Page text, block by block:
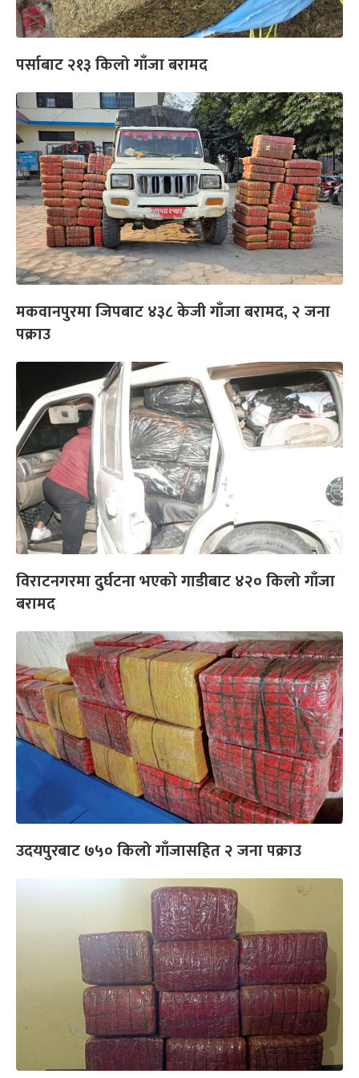
पर्साबाट २१३ किलो गाँजा बरामद
मकवानपुरमा जिपबाट ४३८ केजी गाँजा बरामद, २ जना
पक्राउ
विराटनगरमा दुर्घटना भएको गाडीबाट ४२० किलो गाँजा
बरामद
उदयपुरबाट ७५० किलो गाँजासहित २ जना पक्राउ